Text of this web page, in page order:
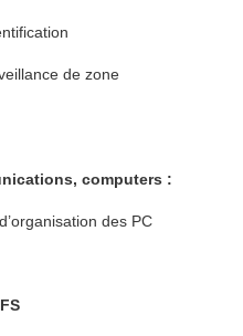
de zone
computers :
des PC